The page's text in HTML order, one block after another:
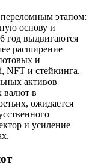
этапом:
основу и
год выдвигаются
расширение
и
NFT и стейкинга.
активов
валют в
ожидается
и усиление